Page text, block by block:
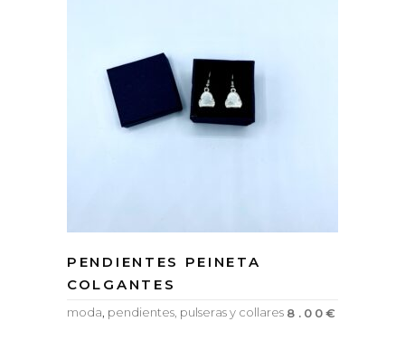
PENDIENTES PEINETA
COLGANTES
8.00€
moda pendientes, pulseras y collares